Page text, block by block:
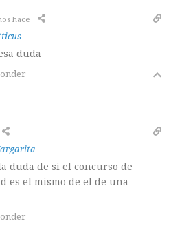
hace
duda
duda de si el concurso de
es el mismo de el de una